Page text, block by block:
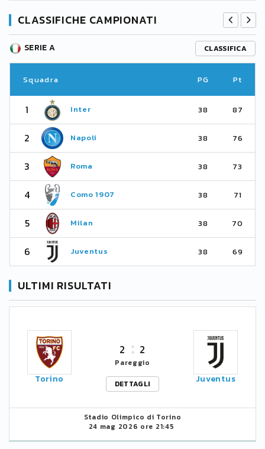
CLASSIFICHE CAMPIONATI
SERIE A CLASSIFICA
Squadra PG Pt
1 Inter 38 87
2 Napoli 38 76
3 Roma 38 73
4 Como 1907 38 71
5 Milan 38 70
6 Juventus 38 69
ULTIMI RISULTATI
Torino
2 2
Pareggio
DETTAGLI
Juventus
Stadio Olimpico di Torino
24 mag 2026 ore 21:45